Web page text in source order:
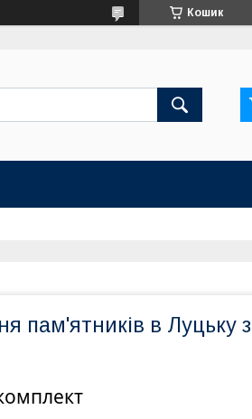
Кошик
пам'ятників в Луцьку з